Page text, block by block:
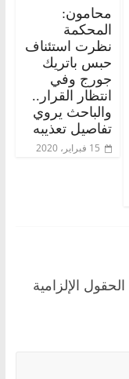
محامون:
المحكمة
نظرت استئناف
حبس باتريك
جورج وفي
انتظار القرار..
والباحث يروي
تفاصيل تعذيبه
15 فبراير، 2020
الحقول الإلزامية